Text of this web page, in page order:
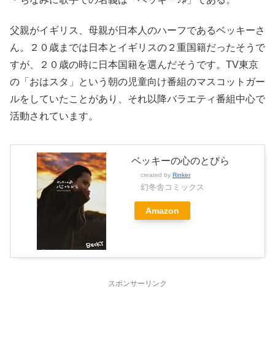
父親がイギリス、母親が日本人のハーフであるベッキーさ
ん。２０歳までは日本とイギリスの２重国籍だったそうで
すが、２０歳の時に日本国籍を選んだそうです。TV東京
の「おはスタ」という朝の児童向け番組のマスコットガー
ルをしていたことがあり、それ以降バラエティ番組中心で
活動されています。
ベッキーの心のとびら
created by Rinker
幻冬舎コミックス
Amazon
スポンサーリンク